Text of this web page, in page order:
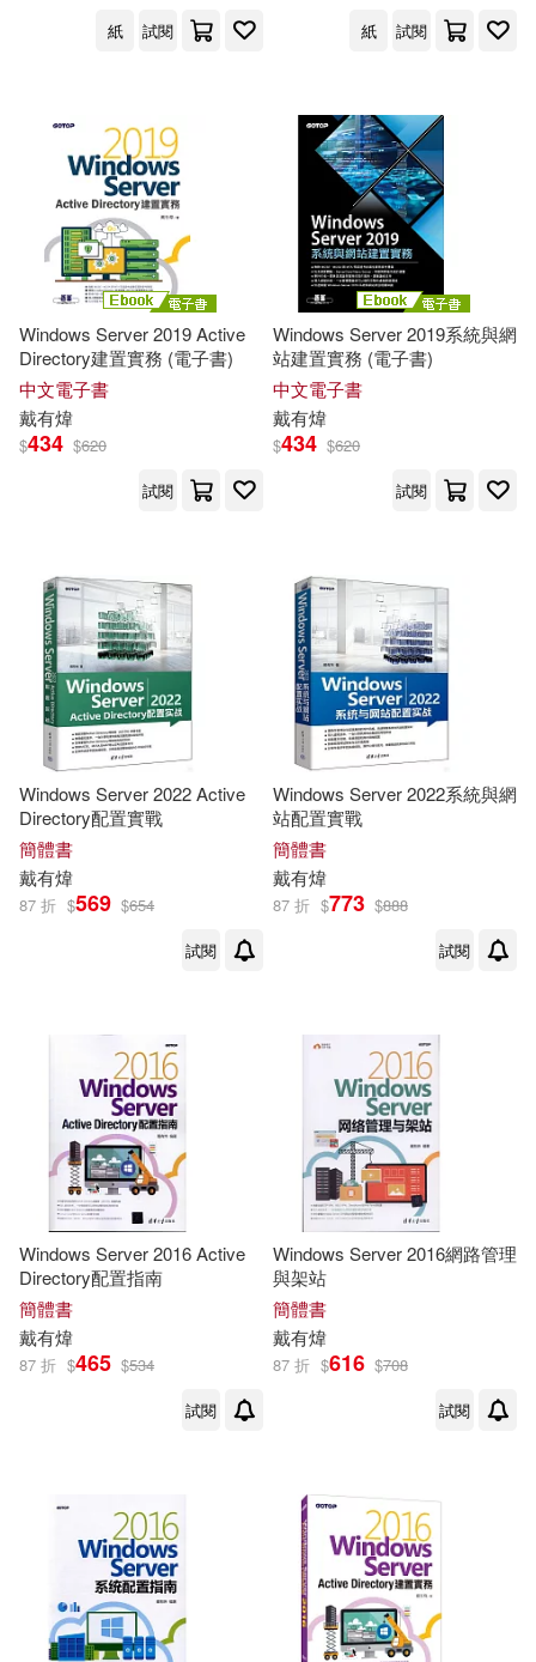
可新加坡店取(16)
電子書 (可複選)
適合平板閱讀(4)
其他 (可複選)
現在可購買商品(6)
價格
範圍
紙 試閱 紙 試閱
Windows Server 2019 Active
Directory建置實務 (電子書)
中文電子書
戴有煒
$434 $620
試閱
Windows Server 2019系統與網
站建置實務 (電子書)
中文電子書
戴有煒
$434 $620
試閱
Windows Server 2022 Active
Directory配置實戰
簡體書
戴有煒
87 折 $569 $654
試閱
Windows Server 2022系統與網
站配置實戰
簡體書
戴有煒
87 折 $773 $888
試閱
Windows Server 2016 Active
Directory配置指南
簡體書
戴有煒
87 折 $465 $534
試閱
Windows Server 2016網路管理
與架站
簡體書
戴有煒
87 折 $616 $708
試閱